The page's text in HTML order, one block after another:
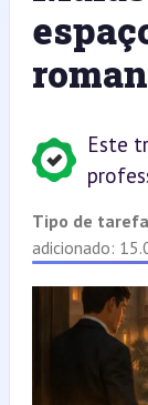
Este
Tipo de
adicionado: